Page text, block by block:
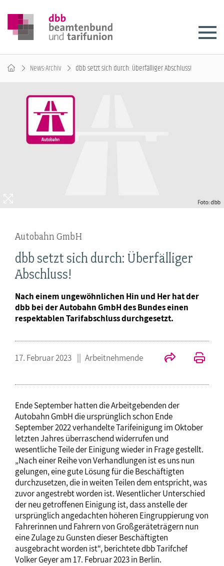
News-Archiv dbb setzt sich durch: Überfälliger Abschluss!
Autobahn GmbH
dbb setzt sich durch: Überfälliger
Abschluss!
Nach einem ungewöhnlichen Hin und Her hat der
dbb bei der Autobahn GmbH des Bundes einen
respektablen Tarifabschluss durchgesetzt.
17. Februar 2023 Arbeitnehmende
Ende September hatten die Arbeitgebenden der
Autobahn GmbH die ursprünglich schon Ende
September 2022 verhandelte Tarifeinigung im Oktober
letzten Jahres überraschend widerrufen und
wesentliche Teile der Einigung wieder in Frage gestellt.
„Nach einer Reihe von Verhandlungen ist es uns nun
gelungen, eine gute Lösung für die Beschäftigten
durchzusetzen, die in weiten Teilen dem entspricht, was
zuvor angestrebt worden ist. Wesentlicher Unterschied
der neu getroffenen Einigung ist, dass anstelle der
ursprünglich angedachten höheren Eingruppierung von
Fahrerinnen und Fahrern von Großgeräteträgern nun
eine Zulage zu Gunsten dieser Beschäftigten
ausgebracht worden ist“, berichtete dbb Tarifchef
Volker Geyer am 17. Februar 2023 in Berlin.